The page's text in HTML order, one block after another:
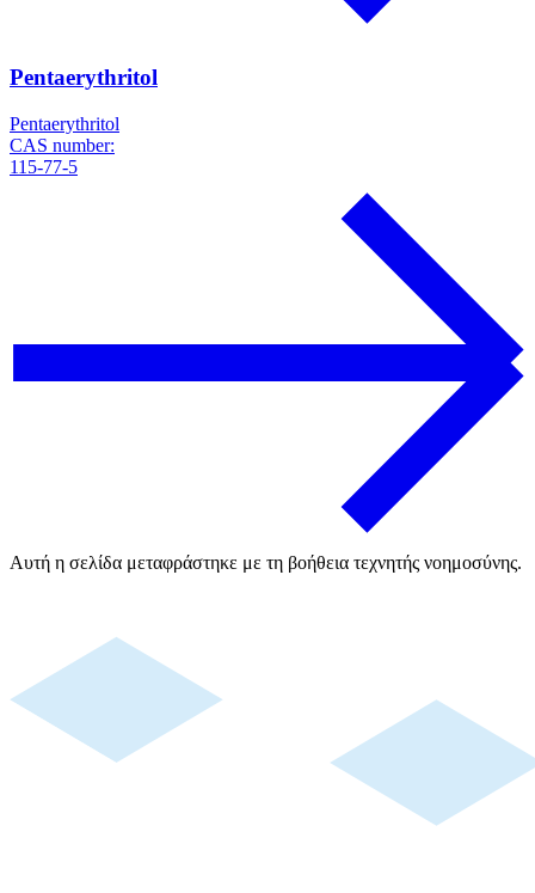
Pentaerythritol
Pentaerythritol
CAS number:
115-77-5
Αυτή η σελίδα μεταφράστηκε με τη βοήθεια τεχνητής νοημοσύνης.